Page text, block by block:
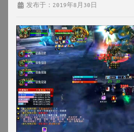
发布于：2019年8月30日